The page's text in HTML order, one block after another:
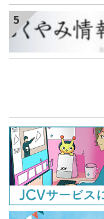
5